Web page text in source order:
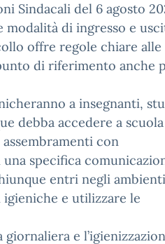
Sindacali del 6 agosto
modalità di ingresso e
offre regole chiare alle
di riferimento anche
a insegnanti,
debba accedere a
con
specifica
entri negli ambienti
e utilizzare le
e